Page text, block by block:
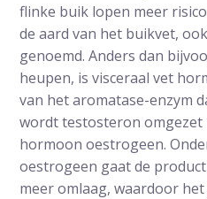
flinke buik lopen meer
de aard van het buikvet,
genoemd. Anders dan
heupen, is visceraal vet
van het aromatase-enzym
wordt testosteron omgezet
hormoon oestrogeen.
oestrogeen gaat de
meer omlaag, waardoor